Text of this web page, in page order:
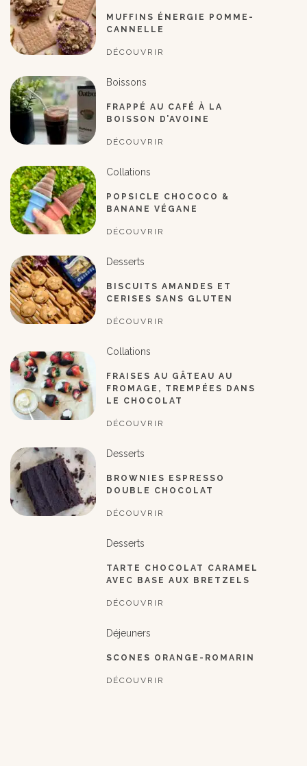
MUFFINS ÉNERGIE POMME-
CANNELLE
DÉCOUVRIR
Boissons
FRAPPÉ AU CAFÉ À LA
BOISSON D’AVOINE
DÉCOUVRIR
Collations
POPSICLE CHOCOCO &
BANANE VÉGANE
DÉCOUVRIR
Desserts
BISCUITS AMANDES ET
CERISES SANS GLUTEN
DÉCOUVRIR
Collations
FRAISES AU GÂTEAU AU
FROMAGE, TREMPÉES DANS
LE CHOCOLAT
DÉCOUVRIR
Desserts
BROWNIES ESPRESSO
DOUBLE CHOCOLAT
DÉCOUVRIR
Desserts
TARTE CHOCOLAT CARAMEL
AVEC BASE AUX BRETZELS
DÉCOUVRIR
Déjeuners
SCONES ORANGE-ROMARIN
DÉCOUVRIR